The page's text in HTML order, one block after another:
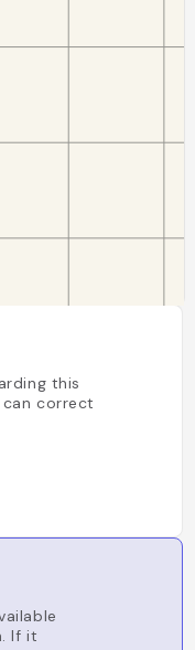
this
correct
If it